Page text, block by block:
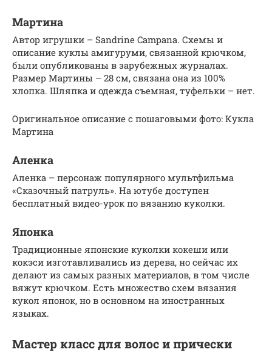
Мартина
Автор игрушки – Sandrine Campana. Схемы и
описание куклы амигуруми, связанной крючком,
были опубликованы в зарубежных журналах.
Размер Мартины – 28 см, связана она из 100%
хлопка. Шляпка и одежда съемная, туфельки – нет.
Оригинальное описание с пошаговыми фото: Кукла
Мартина
Аленка
Аленка – персонаж популярного мультфильма
«Сказочный патруль». На ютубе доступен
бесплатный видео-урок по вязанию куколки.
Японка
Традиционные японские куколки кокеши или
кокэси изготавливались из дерева, но сейчас их
делают из самых разных материалов, в том числе
вяжут крючком. Есть множество схем вязания
кукол японок, но в основном на иностранных
языках.
Мастер класс для волос и прически